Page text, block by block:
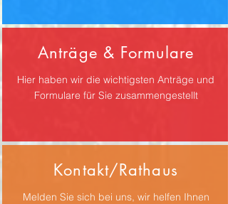
Anträge & Formulare
Hier haben wir die wichtigsten Anträge und
Formulare für Sie zusammengestellt
Kontakt/Rathaus
Melden Sie sich bei uns, wir helfen Ihnen